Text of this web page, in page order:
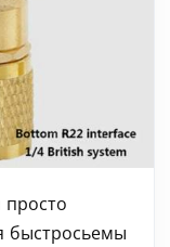
быстросьемы